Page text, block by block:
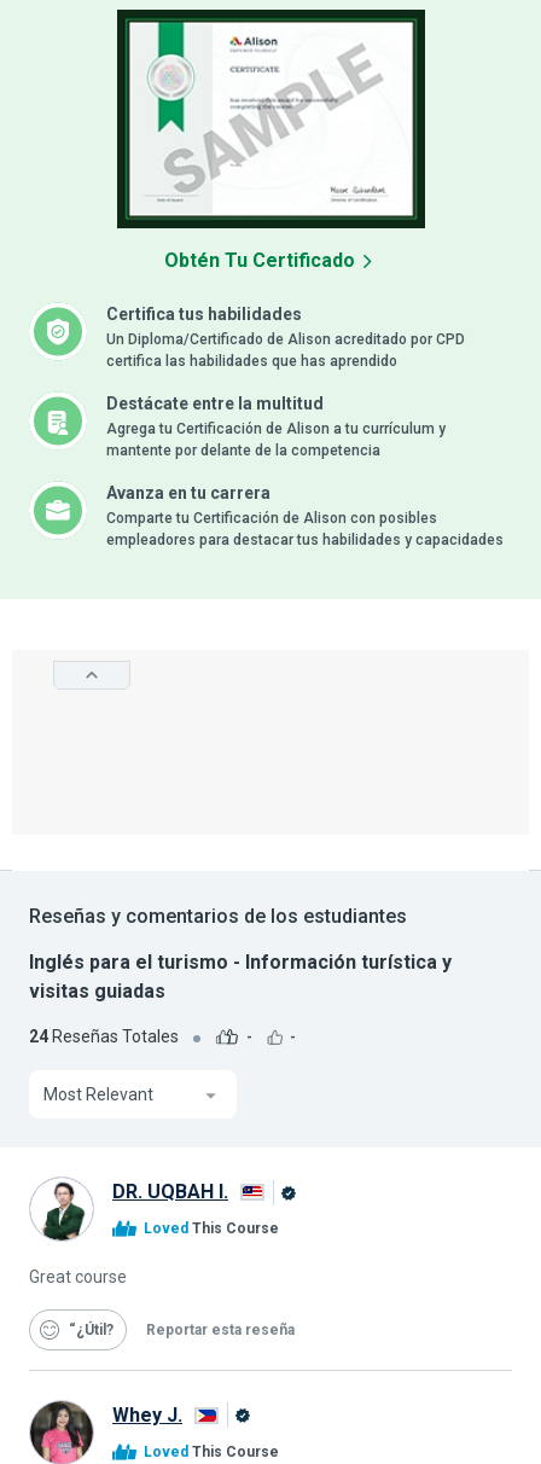
Certifica tus habilidades
Un Diploma/Certificado de Alison acreditado por CPD
certifica las habilidades que has aprendido
Destácate entre la multitud
Agrega tu Certificación de Alison a tu currículum y
mantente por delante de la competencia
Avanza en tu carrera
Comparte tu Certificación de Alison con posibles
empleadores para destacar tus habilidades y capacidades
Obtén Tu Certificado
Reseñas y comentarios de los estudiantes
Inglés para el turismo - Información turística y
visitas guiadas
24 Reseñas Totales - -
Most Relevant
DR. UQBAH I.
Loved This Course
Great course
“¿Útil Reportar esta reseña
Whey J.
Loved This Course